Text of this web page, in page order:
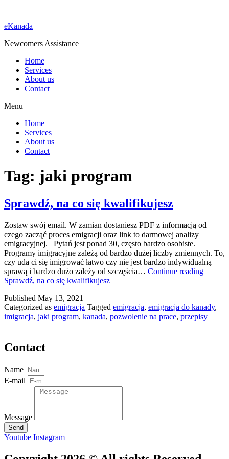
eKanada
Newcomers Assistance
Home
Services
About us
Contact
Menu
Home
Services
About us
Contact
Tag: jaki program
Sprawdź, na co się kwalifikujesz
Zostaw swój email. W zamian dostaniesz PDF z informacją od
czego zacząć proces emigracji oraz link to darmowej analizy
emigracyjnej. Pytań jest ponad 30, często bardzo osobiste.
Programy imigracyjne zależą od bardzo dużej liczby zmiennych. To,
czy uda ci się imigrować łatwo czy nie jest bardzo indywidualną
sprawą i bardzo dużo zależy od szczęścia… Continue reading
Sprawdź, na co się kwalifikujesz
Published May 13, 2021
Categorized as emigracja Tagged emigracja, emigracja do kanady,
imigracja, jaki program, kanada, pozwolenie na prace, przepisy
Contact
Name
E-mail
Message
Send
Youtube Instagram